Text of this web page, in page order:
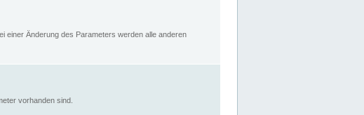
einer Änderung des Parameters werden alle anderen
vorhanden sind.